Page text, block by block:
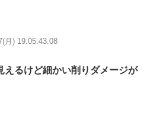
月) 19:05:43.08
えるけど細かい削りダメージが